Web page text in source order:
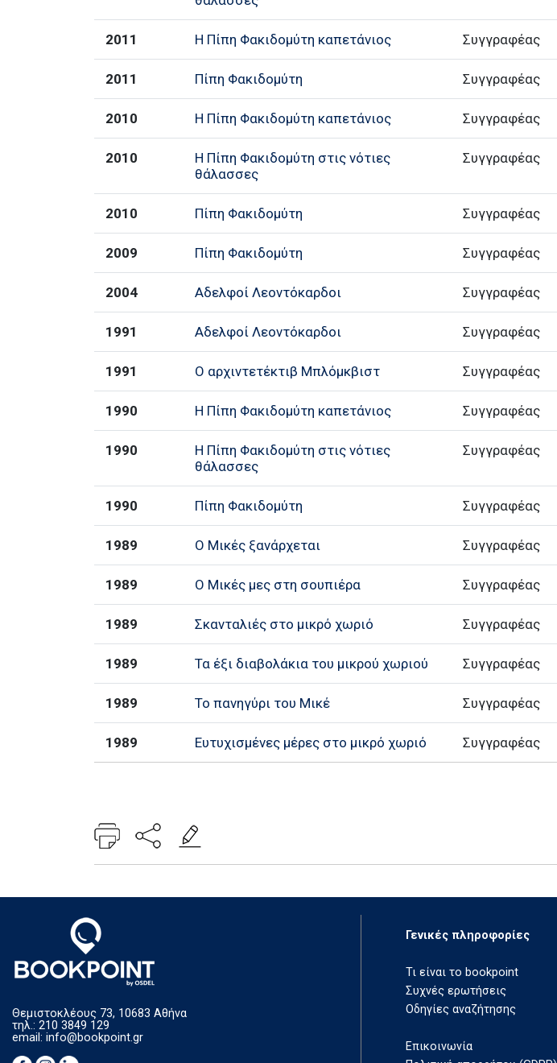
2011 Η Πίπη Φακιδομύτη καπετάνιος Συγγραφέας
2011 Πίπη Φακιδομύτη Συγγραφέας
2010 Η Πίπη Φακιδομύτη καπετάνιος Συγγραφέας
2010
Η Πίπη Φακιδομύτη στις νότιες
θάλασσες
Συγγραφέας
2010 Πίπη Φακιδομύτη Συγγραφέας
2009 Πίπη Φακιδομύτη Συγγραφέας
2004 Αδελφοί Λεοντόκαρδοι Συγγραφέας
1991 Αδελφοί Λεοντόκαρδοι Συγγραφέας
1991 Ο αρχιντετέκτιβ Μπλόμκβιστ Συγγραφέας
1990 Η Πίπη Φακιδομύτη καπετάνιος Συγγραφέας
1990
Η Πίπη Φακιδομύτη στις νότιες
θάλασσες
Συγγραφέας
1990 Πίπη Φακιδομύτη Συγγραφέας
1989 Ο Μικές ξανάρχεται Συγγραφέας
1989 Ο Μικές μες στη σουπιέρα Συγγραφέας
1989 Σκανταλιές στο μικρό χωριό Συγγραφέας
1989 Τα έξι διαβολάκια του μικρού χωριού Συγγραφέας
1989 Το πανηγύρι του Μικέ Συγγραφέας
1989 Ευτυχισμένες μέρες στο μικρό χωριό Συγγραφέας
Θεμιστοκλέους 73, 10683 Αθήνα
τηλ.: 210 3849 129
email: info@bookpoint.gr
Γενικές πληροφορίες
Τι είναι το bookpoint
Συχνές ερωτήσεις
Οδηγίες αναζήτησης
Επικοινωνία